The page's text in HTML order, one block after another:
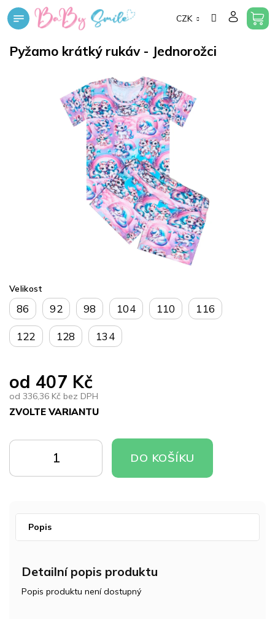
Přejít
na
CZK
Pyžamo krátký rukáv - Jednorožci
od 407 Kč
od 336,36 Kč bez DPH
ZVOLTE VARIANTU
cena:
Velikost
86 92 98 104 110 116
122 128 134
KOŠÍKU
KOŠÍKU
DO KOŠÍKU
Popis
Detailní popis produktu
Popis produktu není dostupný